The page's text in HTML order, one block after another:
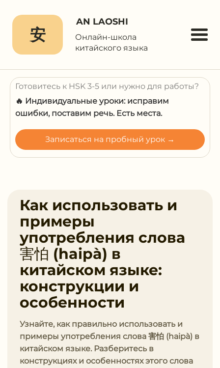
安
AN LAOSHI
Онлайн-школа
китайского языка
Готовитесь к HSK 3-5 или нужно для работы?
🔥 Индивидуальные уроки: исправим
ошибки, поставим речь. Есть места.
Записаться на пробный урок →
Как использовать и
примеры
употребления слова
害怕 (haipà) в
китайском языке:
конструкции и
особенности
Узнайте, как правильно использовать и
примеры употребления слова 害怕 (haipà) в
китайском языке. Разберитесь в
конструкциях и особенностях этого слова